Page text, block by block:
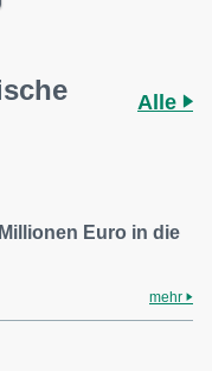
Alle
Euro in die
mehr